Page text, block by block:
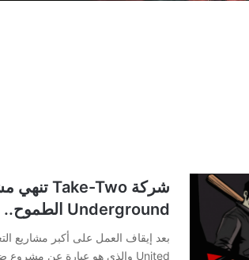
Underground الطموح..
United والذي هو عبارة عن مشروع ضخم تم بنائه…